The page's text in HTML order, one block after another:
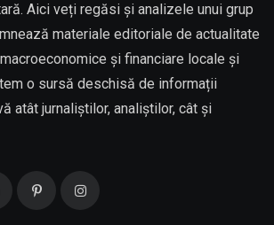
Aici veți regăsi și analizele unui grup
materiale editoriale de actualitate
și financiare locale și
o sursă deschisă de informații
atât jurnaliștilor, analiștilor, cât și